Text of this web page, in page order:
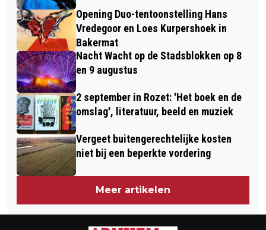
Opening Duo-tentoonstelling Hans
Vredegoor en Loes Kurpershoek in
Bakermat
Nacht Wacht op de Stadsblokken op 8
en 9 augustus
2 september in Rozet: 'Het boek en de
omslag', literatuur, beeld en muziek
Vergeet buitengerechtelijke kosten
niet bij een beperkte vordering
Meer artikelen